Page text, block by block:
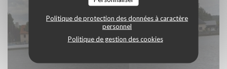
Politique de protection des données à caractère
personnel
Politique de gestion des cookies